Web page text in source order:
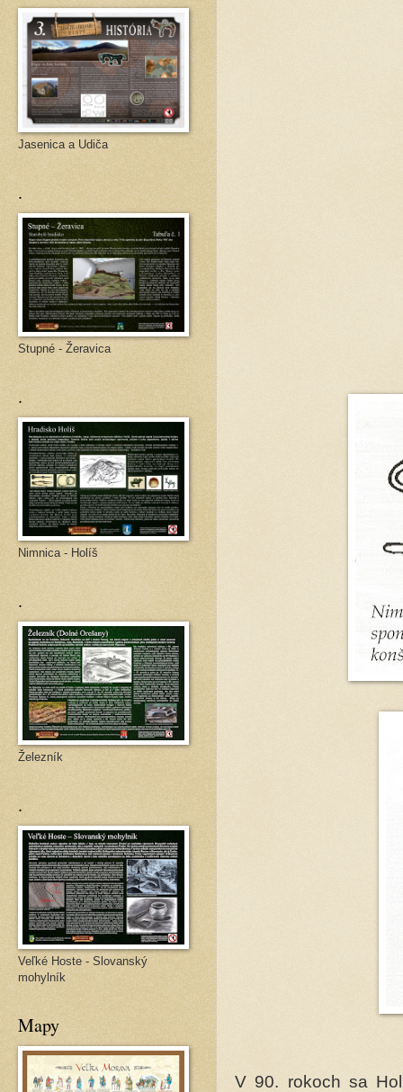
V 90. rokoch sa
Jasenica a Udiča
.
Stupné - Žeravica
.
Nimnica - Holíš
.
Železník
.
Veľké Hoste - Slovanský
mohylník
Mapy